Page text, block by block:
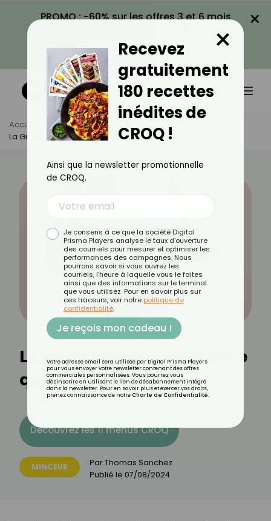
PROMO : -60% sur les offres 3 et 6 mois
VOIR LA PROMO
×
Accueil Actus
Minceur
La Graisse Beige : Qu'est-Ce Que C'est ?
La graisse beige : qu'est-ce
que c'est ?
Découvrez les 11 menus CROQ
MINCEUR ParThomas Sanchez
Publié le 07/08/2024
Recevez
gratuitement
180 recettes
inédites de
CROQ !
×
Ainsi que la newsletter promotionnelle
de CROQ.
Je consens à ce que la société Digital
Prisma Players analyse le taux d'ouverture
des courriels pour mesurer et optimiser les
performances des campagnes. Nous
pourrons savoir si vous ouvrez les
courriels, l'heure à laquelle vous le faites
ainsi que des informations sur le terminal
que vous utilisez. Pour en savoir plus sur
ces traceurs, voir notre politique de
confidentialité.
Je reçois mon cadeau !
Votre adresse email sera utilisée par Digital Prisma Players
pour vous envoyer votre newsletter contenant des offres
commerciales personnalisées. Vous pourrez vous
désinscrire en utilisant le lien de désabonnement intégré
dans la newsletter. Pour en savoir plus et exercer vos droits,
prenez connaissance de notre Charte de Confidentialité.